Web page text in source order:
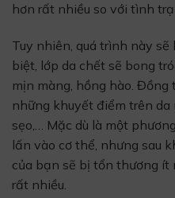
hơn rất nhiều so với tình
Tuy nhiên, quá trình này
biệt, lớp da chết sẽ bong
mịn màng, hồng hào. Đồng
những khuyết điểm trên
sẹo,… Mặc dù là một
lấn vào cơ thể, nhưng sau
của bạn sẽ bị tổn thương ít
rất nhiều.